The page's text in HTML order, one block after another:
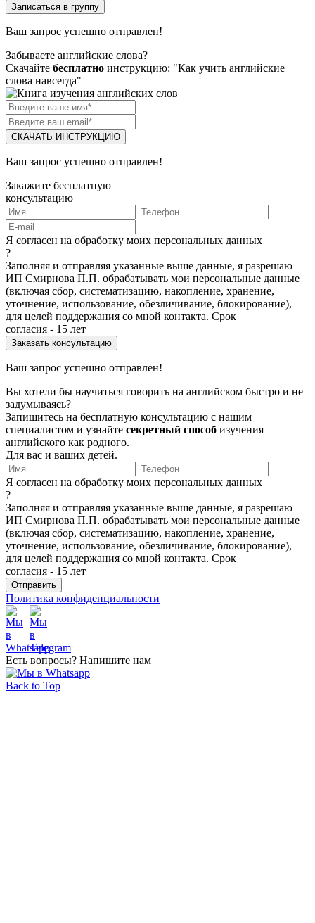
Ваш запрос успешно отправлен!
Забываете английские слова?
Скачайте бесплатно инструкцию: "Как учить английские
слова навсегда"
СКАЧАТЬ ИНСТРУКЦИЮ
Ваш запрос успешно отправлен!
Закажите бесплатную
консультацию
Я согласен на обработку моих персональных данных
?
Заполняя и отправляя указанные выше данные, я разрешаю
ИП Смирнова П.П. обрабатывать мои персональные данные
(включая сбор, систематизацию, накопление, хранение,
уточнение, использование, обезличивание, блокирование),
для целей поддержания со мной контакта. Срок
согласия - 15 лет
Ваш запрос успешно отправлен!
Вы хотели бы научиться говорить на английском быстро и не
задумываясь?
Запишитесь на бесплатную консультацию с нашим
специалистом и узнайте секретный способ изучения
английского как родного.
Для вас и ваших детей.
Я согласен на обработку моих персональных данных
?
Заполняя и отправляя указанные выше данные, я разрешаю
ИП Смирнова П.П. обрабатывать мои персональные данные
(включая сбор, систематизацию, накопление, хранение,
уточнение, использование, обезличивание, блокирование),
для целей поддержания со мной контакта. Срок
согласия - 15 лет
Политика конфиденциальности
Есть вопросы? Напишите нам
Back to Top